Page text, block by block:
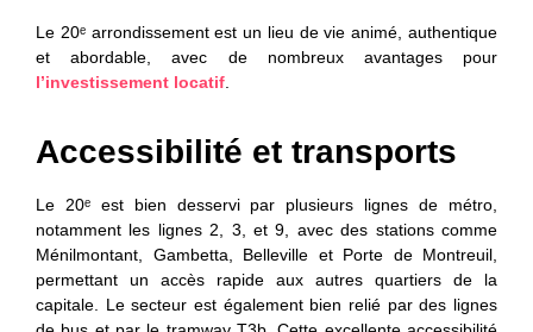
Le 20ᵉ arrondissementest un lieu de vie animé, authentique
et abordable, avec de nombreux avantages pour
l’investissement locatif
Accessibilité et transports
Le 20ᵉ est bien desservi par plusieurs lignes de métro,
notamment les lignes 2, 3, et 9, avec des stations comme
Ménilmontant, Gambetta, Belleville et Porte de Montreuil,
permettant un accès rapide aux autres quartiers de la
capitale. Le secteur est également bien relié par des lignes